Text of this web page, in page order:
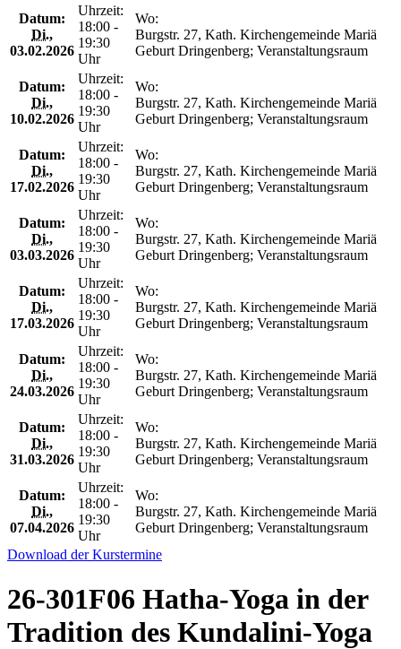
Datum:
Di.,
03.02.2026
Uhrzeit:
18:00 -
19:30
Uhr
Wo:
Burgstr. 27, Kath. Kirchengemeinde Mariä
Geburt Dringenberg; Veranstaltungsraum
Datum:
Di.,
10.02.2026
Uhrzeit:
18:00 -
19:30
Uhr
Wo:
Burgstr. 27, Kath. Kirchengemeinde Mariä
Geburt Dringenberg; Veranstaltungsraum
Datum:
Di.,
17.02.2026
Uhrzeit:
18:00 -
19:30
Uhr
Wo:
Burgstr. 27, Kath. Kirchengemeinde Mariä
Geburt Dringenberg; Veranstaltungsraum
Datum:
Di.,
03.03.2026
Uhrzeit:
18:00 -
19:30
Uhr
Wo:
Burgstr. 27, Kath. Kirchengemeinde Mariä
Geburt Dringenberg; Veranstaltungsraum
Datum:
Di.,
17.03.2026
Uhrzeit:
18:00 -
19:30
Uhr
Wo:
Burgstr. 27, Kath. Kirchengemeinde Mariä
Geburt Dringenberg; Veranstaltungsraum
Datum:
Di.,
24.03.2026
Uhrzeit:
18:00 -
19:30
Uhr
Wo:
Burgstr. 27, Kath. Kirchengemeinde Mariä
Geburt Dringenberg; Veranstaltungsraum
Datum:
Di.,
31.03.2026
Uhrzeit:
18:00 -
19:30
Uhr
Wo:
Burgstr. 27, Kath. Kirchengemeinde Mariä
Geburt Dringenberg; Veranstaltungsraum
Datum:
Di.,
07.04.2026
Uhrzeit:
18:00 -
19:30
Uhr
Wo:
Burgstr. 27, Kath. Kirchengemeinde Mariä
Geburt Dringenberg; Veranstaltungsraum
Download der Kurstermine
26-301F06 Hatha-Yoga in der
Tradition des Kundalini-Yoga